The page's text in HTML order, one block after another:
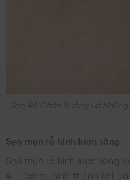
Sẹo Rỗ Chân Vuông Là
Sẹo mụn rỗ hình lượn sóng
Sẹo mụn rỗ hình lượn sóng
4 – 5mm, hình thành khi